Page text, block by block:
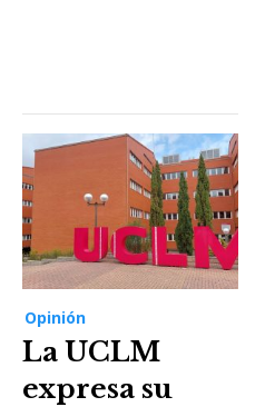
Opinión
La UCLM
expresa su